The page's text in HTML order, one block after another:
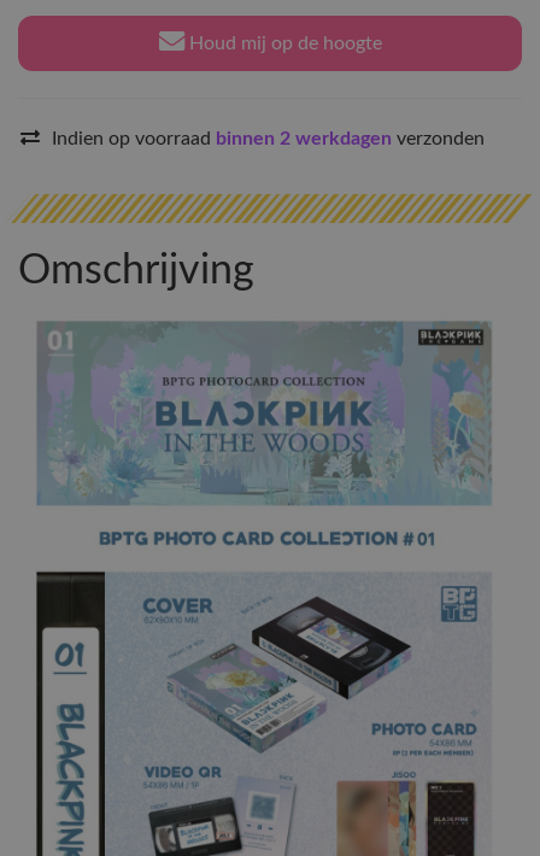
Houd mij op de hoogte
Indien op voorraad binnen 2 werkdagen verzonden
Omschrijving